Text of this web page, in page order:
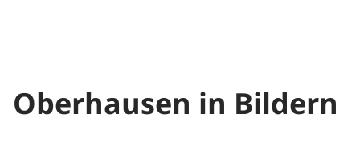
Oberhausen in Bildern